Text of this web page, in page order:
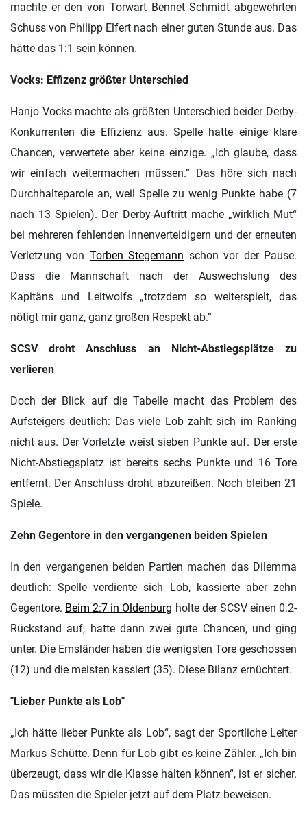
machte er den von Torwart Bennet Schmidt abgewehrten
Schuss von Philipp Elfert nach einer guten Stunde aus. Das
hätte das 1:1 sein können.
Vocks: Effizenz größter Unterschied
Hanjo Vocks machte als größten Unterschied beider Derby-
Konkurrenten die Effizienz aus. Spelle hatte einige klare
Chancen, verwertete aber keine einzige. „Ich glaube, dass
wir einfach weitermachen müssen.“ Das höre sich nach
Durchhalteparole an, weil Spelle zu wenig Punkte habe (7
nach 13 Spielen). Der Derby-Auftritt mache „wirklich Mut“
bei mehreren fehlenden Innenverteidigern und der erneuten
Verletzung von Torben Stegemann schon vor der Pause.
Dass die Mannschaft nach der Auswechslung des
Kapitäns und Leitwolfs „trotzdem so weiterspielt, das
nötigt mir ganz, ganz großen Respekt ab.“
SCSV droht Anschluss an Nicht-Abstiegsplätze zu
verlieren
Doch der Blick auf die Tabelle macht das Problem des
Aufsteigers deutlich: Das viele Lob zahlt sich im Ranking
nicht aus. Der Vorletzte weist sieben Punkte auf. Der erste
Nicht-Abstiegsplatz ist bereits sechs Punkte und 16 Tore
entfernt. Der Anschluss droht abzureißen. Noch bleiben 21
Spiele.
Zehn Gegentore in den vergangenen beiden Spielen
In den vergangenen beiden Partien machen das Dilemma
deutlich: Spelle verdiente sich Lob, kassierte aber zehn
Gegentore. Beim 2:7 in Oldenburg holte der SCSV einen 0:2-
Rückstand auf, hatte dann zwei gute Chancen, und ging
unter. Die Emsländer haben die wenigsten Tore geschossen
(12) und die meisten kassiert (35). Diese Bilanz ernüchtert.
"Lieber Punkte als Lob"
„Ich hätte lieber Punkte als Lob“, sagt der Sportliche Leiter
Markus Schütte. Denn für Lob gibt es keine Zähler. „Ich bin
überzeugt, dass wir die Klasse halten können“, ist er sicher.
Das müssten die Spieler jetzt auf dem Platz beweisen.